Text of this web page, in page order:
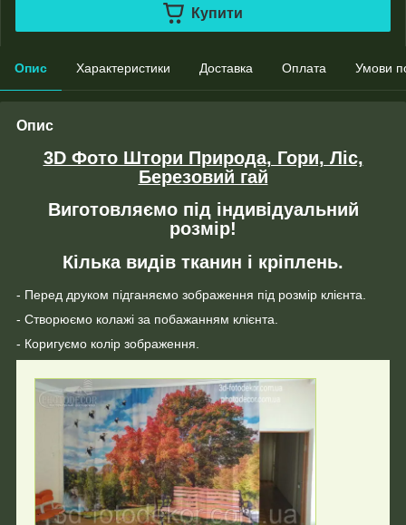
Купити
Опис Характеристики Доставка Оплата Умови
Опис
3D Фото Штори Природа, Гори, Ліс,
Березовий гай
Виготовляємо під індивідуальний
розмір!
Кілька видів тканин і кріплень.
- Перед друком підганяємо зображення під розмір клієнта.
- Створюємо колажі за побажанням клієнта.
- Коригуємо колір зображення.